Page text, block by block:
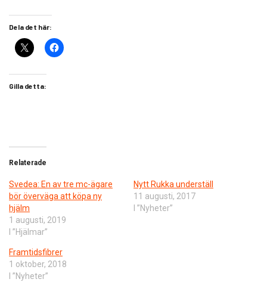
Dela det här:
Gilla detta:
Relaterade
Svedea: En av tre mc-ägare
bör överväga att köpa ny
hjälm
1 augusti, 2019
I ”Hjälmar”
Nytt Rukka underställ
11 augusti, 2017
I ”Nyheter”
Framtidsfibrer
1 oktober, 2018
I ”Nyheter”